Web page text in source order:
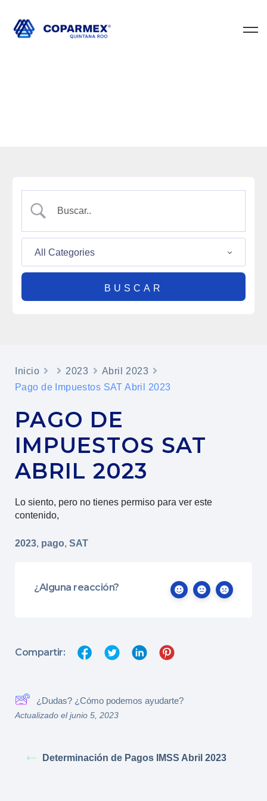
Inicio 2023
Abril 2023
Pago de Impuestos SAT Abril 2023
PAGO DE
IMPUESTOS SAT
ABRIL 2023
Lo siento, pero no tienes permiso para ver este
contenido,
2023, pago, SAT
¿Alguna reacción?
Compartir:
¿Dudas? ¿Cómo podemos ayudarte?
Actualizado el junio 5, 2023
Determinación de Pagos IMSS Abril 2023